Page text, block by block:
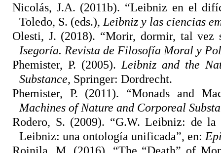
Nicolás, J.A. (2011b). “Leibniz en el
Toledo, S. (eds.), Leibniz y las ciencias
Olesti, J. (2018). “Morir, dormir, tal
Isegoría. Revista de Filosofía Moral y
Phemister, P. (2005). Leibniz and the
Substance, Springer: Dordrecht.
Phemister, P. (2011). “Monads and
Machines of Nature and Corporeal
Rodero, S. (2009). “G.W. Leibniz: de
Leibniz: una ontología unificada”, en:
Roinila, M. (2016). “The “Death” of